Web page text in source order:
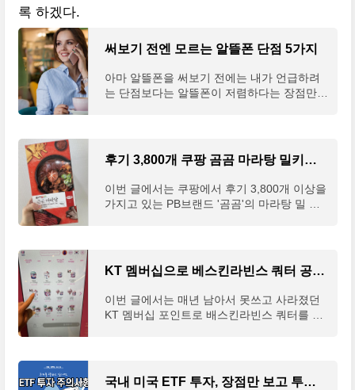
록 하겠다.
써보기 전엔 모르는 알뜰폰 단점 5가지
아마 알뜰폰을 써보기 전에는 내가 언급하려
는 단점보다는 알뜰폰이 저렴하다는 장점만이
후기 3,800개 쿠팡 곰곰 마라탕 밀키트 솔직후기
이번 글에서는 쿠팡에서 후기 3,800개 이상을
가지고 있는 PB브랜드 '곰곰'의 마라탕 밀 키
KT 멤버십으로 베스킨라빈스 쿼터 공짜로 먹는 방법
이번 글에서는 매년 남아서 못쓰고 사라졌던
KT 멤버십 포인트로 배스킨라빈스 쿼터를 공
국내 미국 ETF 투자, 장점만 보고 투자하면 안되는 이유